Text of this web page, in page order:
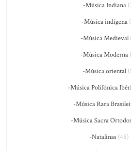
-Música Indiana
-Música indígena
-Música Medieval
-Música Moderna
-Música oriental
-Música Polifônica
-Música Rara
-Música Sacra
-Natalinas(45)